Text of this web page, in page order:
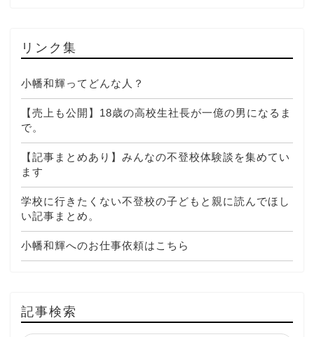
リンク集
小幡和輝ってどんな人？
【売上も公開】18歳の高校生社長が一億の男になるま
で。
【記事まとめあり】みんなの不登校体験談を集めてい
ます
学校に行きたくない不登校の子どもと親に読んでほし
い記事まとめ。
小幡和輝へのお仕事依頼はこちら
記事検索